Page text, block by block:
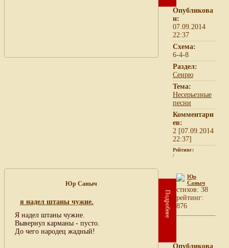
Опубликова
н:
07.09.2014
22:37
Схема:
6-4-8
Раздел:
Сенрю
Тема:
Несерьезные
песни
Комментари
ев:
2 [07.09.2014
22:37]
Рейтинг:
/
Юр Саныч
я надел штаны чужие.
Я надел штаны чужие.
Вывернул карманы - пусто.
До чего народец жадный!
Подробнее
Юр
Саныч
cтихов: 38
рейтинг:
876
Опубликова